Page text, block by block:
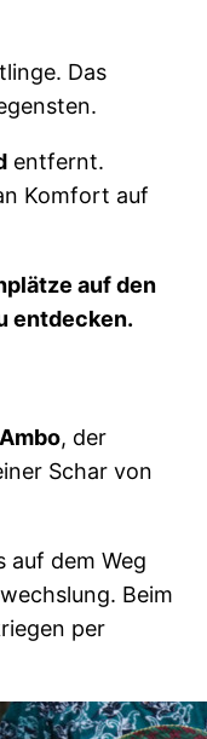
Das
entfernt.
Komfort auf
auf den
entdecken.
Ambo, der
Schar von
auf dem Weg
Beim
per